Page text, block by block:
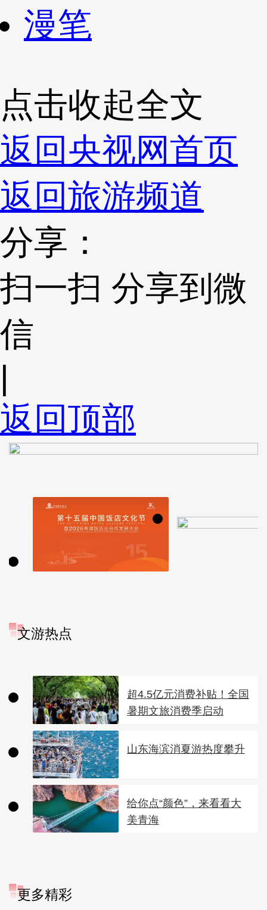
漫笔
点击收起全文
返回央视网首页
返回旅游频道
分享：
扫一扫 分享到微
信
|
返回顶部
文游热点
超4.5亿元消费补贴！全国
暑期文旅消费季启动
山东海滨消夏游热度攀升
给你点“颜色”，来看看大
美青海
更多精彩